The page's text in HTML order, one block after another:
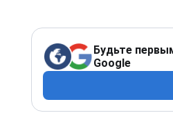
Будьте
Google